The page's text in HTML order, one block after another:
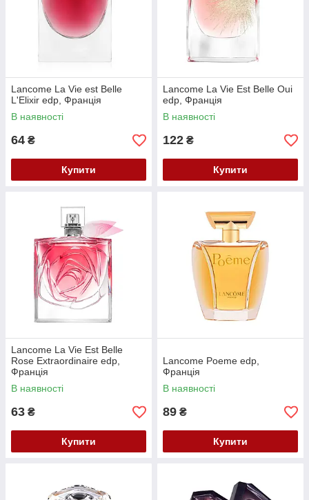
Lancome La Vie est Belle
L'Elixir edp, Франція
В наявності
64 ₴
Купити
Lancome La Vie Est Belle Oui
edp, Франція
В наявності
122 ₴
Купити
Lancome La Vie Est Belle
Rose Extraordinaire edp,
Франція
В наявності
63 ₴
Купити
Lancome Poeme edp,
Франція
В наявності
89 ₴
Купити